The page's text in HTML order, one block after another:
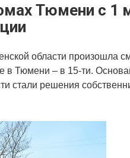
Тюмени с 1
области произошла
в Тюмени – в 15-ти.
стали решения